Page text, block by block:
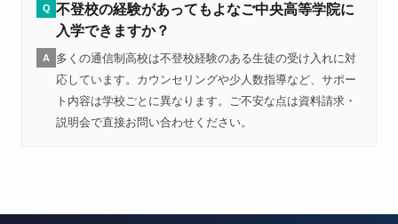
Q 不登校の経験があってもよなご中央高等学院に
入学できますか？
A
多くの通信制高校は不登校経験のある生徒の受け入れに対
応しています。カウンセリングや少人数指導など、サポー
ト内容は学校ごとに異なります。ご不安な点は資料請求・
説明会で直接お問い合わせください。